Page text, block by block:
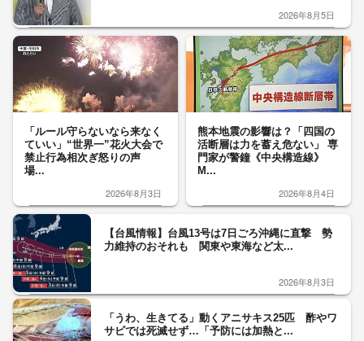
2026年8月5日
「ルール守らないなら来なく
ていい」“世界一”花火大会で
禁止行為相次ぎ怒りの声
場...
2026年8月3日
熊本地震の影響は？「四国の
活断層は力を蓄え危ない」 専
門家が警鐘《中央構造線》
M...
2026年8月4日
【台風情報】台風13号は7日ごろ沖縄に直撃 勢
力維持のおそれも 関東や東海など太...
2026年8月3日
「うわ、生きてる」動くアニサキス25匹 酢やワ
サビでは死滅せず…「予防には加熱と...